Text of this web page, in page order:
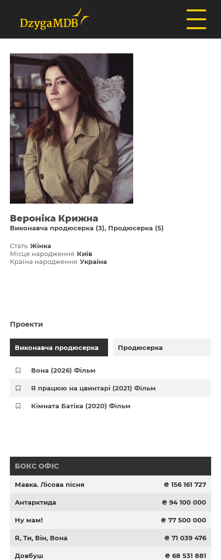
Вероніка Крижна
Виконавча продюсерка (3) Продюсерка (5)
Стать Жінка
Місце народження Київ
Країна народження Україна
Проекти
Виконавча продюсерка Продюсерка
Вона (2026) Фільм
Я працюю на цвинтарі (2021) Фільм
Кімната Батіка (2020) Фільм
БОКС ОФІС
Мавка. Лісова пісня ₴ 156 161 727
Антарктида ₴ 94 100 000
Ну мам! ₴ 77 500 000
Я, Ти, Він, Вона ₴ 71 039 476
Довбуш ₴ 68 531 881